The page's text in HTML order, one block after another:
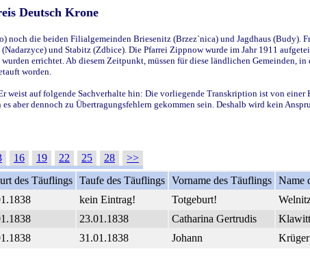
Deutsch Krone
die beiden Filialgemeinden Briesenitz (Brzez`nica) und Jagdhaus (Budy).
und Stabitz (Zdbice). Die Pfarrei Zippnow wurde im Jahr 1911
errichtet. Ab diesem Zeitpunkt, müssen für diese ländlichen Gemeinden,
worden.
weist auf folgende Sachverhalte hin: Die vorliegende Transkription ist von
aber dennoch zu Übertragungsfehlern gekommen sein. Deshalb wird kein
16 19 22 25 28
>>
des Täuflings Taufe des Täuflings Vorname des Täuflings Name
kein Eintrag! Totgeburt!
23.01.1838 Catharina Gertrudis
31.01.1838 Johann Krüger